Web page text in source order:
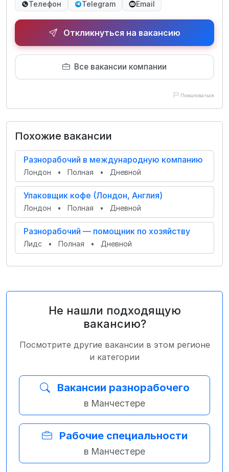
Телефон Telegram Email
Откликнуться на вакансию
Все вакансии компании
Пожаловаться
Похожие вакансии
Разнорабочий в международную компанию
Лондон • Полная • Дневной
Упаковщик кофе (Лондон, Англия)
Лондон • Полная • Дневной
Разнорабочий — помощник по хозяйству
Лидс • Полная • Дневной
Не нашли подходящую
вакансию?
Посмотрите другие вакансии в этом регионе
и категории
Вакансии разнорабочего
в Манчестере
Рабочие специальности
в Манчестере